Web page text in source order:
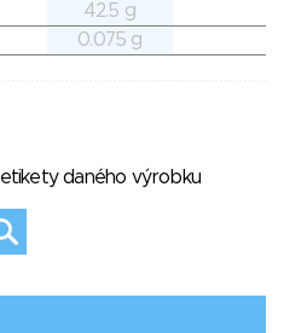
42.5 g
0.075 g
daného výrobku